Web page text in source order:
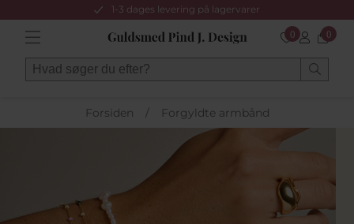
1-3 dages levering på lagervarer
0 0
Forsiden / Forgyldte armbånd